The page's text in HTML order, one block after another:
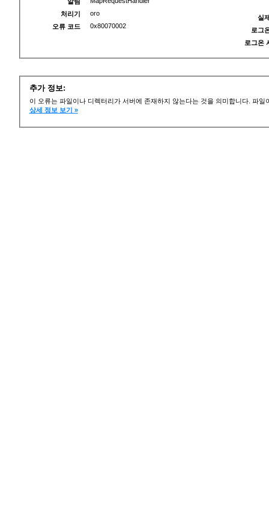
처리기
oro
오류 코드
0x80070002
실
로그
로그온
추가 정보:
이 오류는 파일이나 디렉터리가 서버에 존재하지 않는다는 것을 의미합니다. 파
상세 정보 보기 »